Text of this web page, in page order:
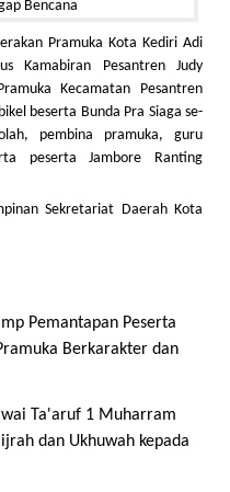
Pramuka Kota Kediri Adi
Kamabiran Pesantren Judy
Kecamatan Pesantren
beserta Bunda Pra Siaga se-
pembina pramuka, guru
peserta Jambore Ranting
Sekretariat Daerah Kota
Pemantapan Peserta
Berkarakter dan
Ta'aruf 1 Muharram
dan Ukhuwah kepada